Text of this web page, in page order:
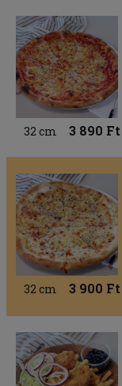
32 cm 3 890 Ft
32 cm 3 900 Ft